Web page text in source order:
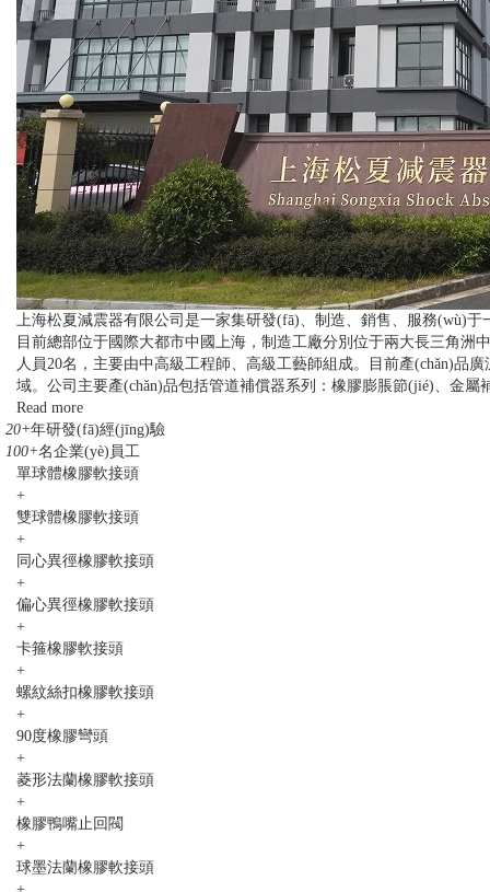
上海松夏減震器有限公司是一家集研發(fā)、制造、銷售、服務(wù)
目前總部位于國際大都市中國上海，制造工廠分別位于兩大長三角
人員20名，主要由中高級工程師、高級工藝師組成。目前產(chǎn)品廣泛用
域。公司主要產(chǎn)品包括管道補償器系列：橡膠膨脹節(jié)、金
Read more
20+年研發(fā)經(jīng)驗
100+名企業(yè)員工
單球體橡膠軟接頭
+
雙球體橡膠軟接頭
+
同心異徑橡膠軟接頭
+
偏心異徑橡膠軟接頭
+
卡箍橡膠軟接頭
+
螺紋絲扣橡膠軟接頭
+
90度橡膠彎頭
+
菱形法蘭橡膠軟接頭
+
橡膠鴨嘴止回閥
+
球墨法蘭橡膠軟接頭